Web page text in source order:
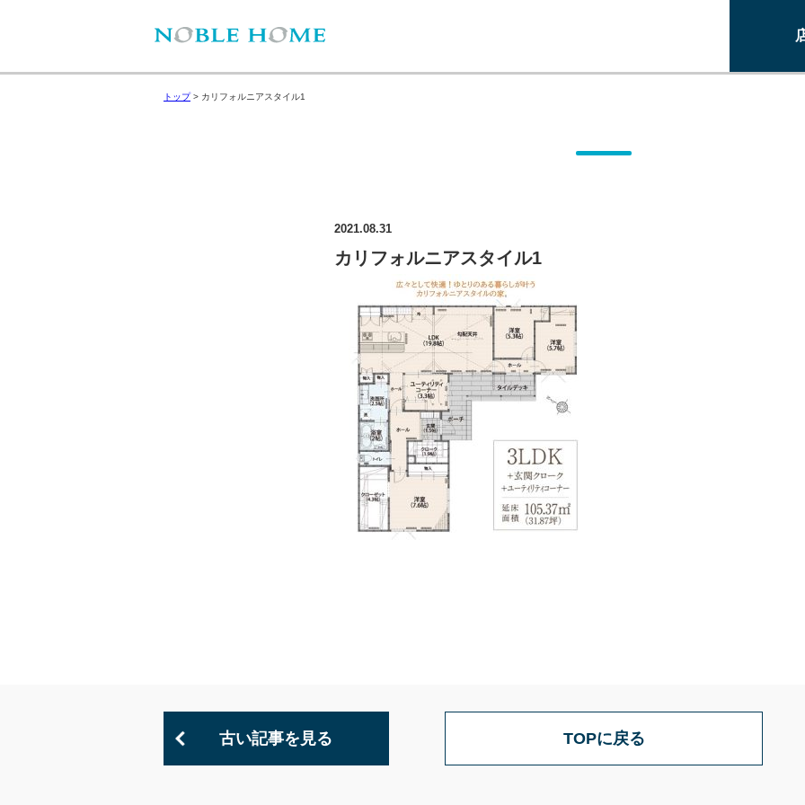
トップ> カリフォルニアスタイル1
2021.08.31
カリフォルニアスタイル1
古い記事を見る TOPに戻る